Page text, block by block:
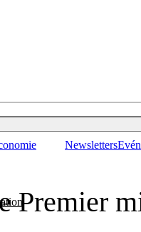
Newsletters
Premier